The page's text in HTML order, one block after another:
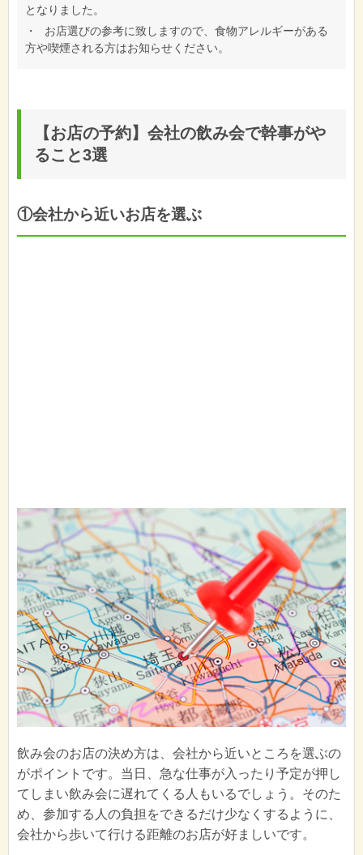
となりました。
・
お店選びの参考に致しますので、食物アレルギーがある
方や喫煙される方はお知らせください。
【お店の予約】会社の飲み会で幹事がや
ること3選
①会社から近いお店を選ぶ
飲み会のお店の決め方は、会社から近いところを選ぶの
がポイントです。当日、急な仕事が入ったり予定が押し
てしまい飲み会に遅れてくる人もいるでしょう。そのた
め、参加する人の負担をできるだけ少なくするように、
会社から歩いて行ける距離のお店が好ましいです。